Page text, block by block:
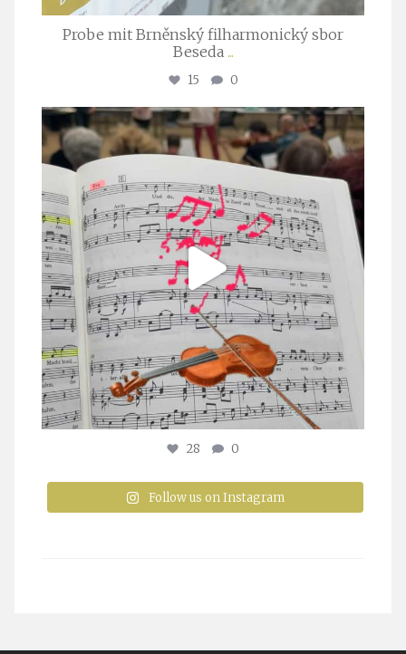
Probe mit Brněnský filharmonický sbor
Beseda ...
15 0
stuttgarter_oratorienchor
Juli 23
28 0
Follow us on Instagram